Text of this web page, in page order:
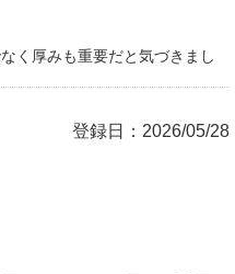
く厚みも重要だと気づきまし
登録日：2026/05/28